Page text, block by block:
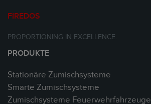
FIREDOS
PROPORTIONING IN EXCELLENCE.
PRODUKTE
Stationäre Zumischsysteme
Smarte Zumischsysteme
Zumischsysteme Feuerwehrfahrzeuge